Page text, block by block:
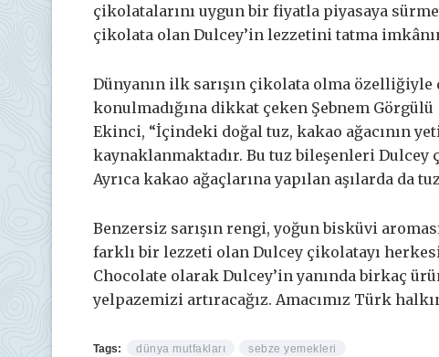
çikolatalarını uygun bir fiyatla piyasaya
çikolata olan Dulcey’in lezzetini tatma
Dünyanın ilk sarışın çikolata olma
konulmadığına dikkat çeken Şebnem Görgülü
Ekinci, “İçindeki doğal tuz, kakao ağacının
kaynaklanmaktadır. Bu tuz bileşenleri Dulcey
Ayrıca kakao ağaçlarına yapılan aşılarda da
Benzersiz sarışın rengi, yoğun bisküvi
farklı bir lezzeti olan Dulcey çikolatayı
Chocolate olarak Dulcey’in yanında birkaç
yelpazemizi artıracağız. Amacımız Türk
Tags: dünya mutfakları sebze yemekleri